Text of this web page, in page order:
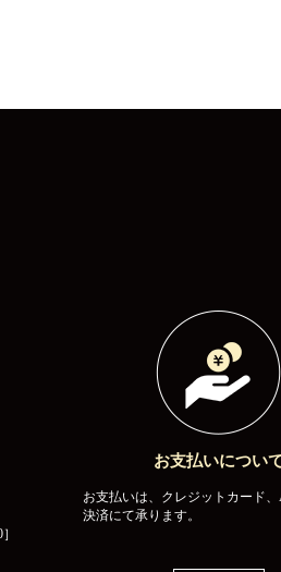
お支払いについ
お支払いは、クレジットカード、
決済にて承ります。